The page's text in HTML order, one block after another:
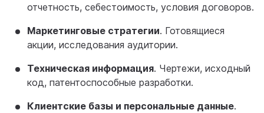
отчетность, себестоимость, условия договоров.
Маркетинговые стратегии. Готовящиеся
акции, исследования аудитории.
Техническая информация. Чертежи, исходный
код, патентоспособные разработки.
Клиентские базы и персональные данные.